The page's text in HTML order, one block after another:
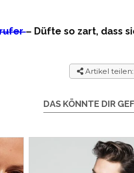
– Düfte so zart, dass
Artikel teilen:
DAS KÖNNTE DIR